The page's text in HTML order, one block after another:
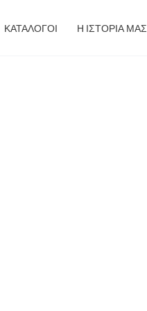
ΚΑΤΑΛΟΓΟΙ Η ΙΣΤΟΡΙΑ ΜΑΣ